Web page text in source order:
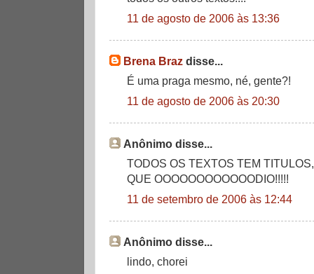
11 de agosto de 2006 às 13:36
Brena Braz disse...
É uma praga mesmo, né, gente?!
11 de agosto de 2006 às 20:30
Anônimo disse...
TODOS OS TEXTOS TEM
QUE OOOOOOOOOOOODIO!!!!!
11 de setembro de 2006 às 12:44
Anônimo disse...
lindo, chorei